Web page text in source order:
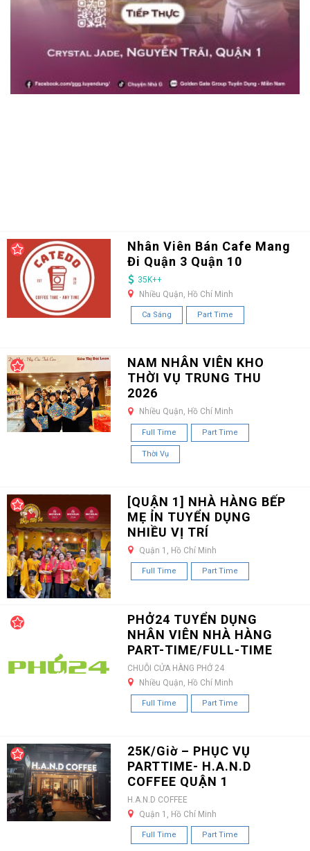
Nhân Viên Bán Cafe Mang
Đi Quận 3 Quận 10
35K++
Nhiều Quận, Hồ Chí Minh
Ca Sáng Part Time
NAM NHÂN VIÊN KHO
THỜI VỤ TRUNG THU
2026
Nhiều Quận, Hồ Chí Minh
Full Time Part Time
Thời Vụ
[QUẬN 1] NHÀ HÀNG BẾP
MẸ ỈN TUYỂN DỤNG
NHIỀU VỊ TRÍ
Quận 1, Hồ Chí Minh
Full Time Part Time
PHỞ24 TUYỂN DỤNG
NHÂN VIÊN NHÀ HÀNG
PART-TIME/FULL-TIME
CHUỖI CỬA HÀNG PHỞ 24
Nhiều Quận, Hồ Chí Minh
Full Time Part Time
25K/Giờ – PHỤC VỤ
PARTTIME- H.A.N.D
COFFEE QUẬN 1
H.A.N.D COFFEE
Quận 1, Hồ Chí Minh
Full Time Part Time